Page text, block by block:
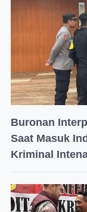
Buronan
Saat Masuk
Kriminal